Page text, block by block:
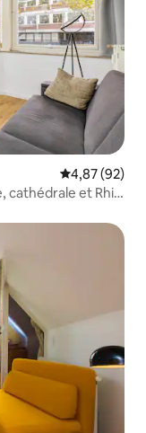
Évaluation
4,87 (92)
cathédrale et Rhin